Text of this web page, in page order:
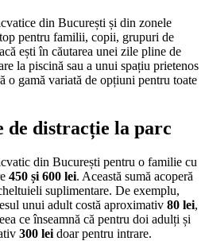
din București și din zonele
pentru familii, copii, grupuri de
ești în căutarea unei zile pline de
la piscină sau a unui spațiu prietenos
o gamă variată de opțiuni pentru toate
de distracție la parc
din București pentru o familie cu
450 și 600 lei. Această sumă acoperă
suplimentare. De exemplu,
unui adult costă aproximativ 80 lei,
ce înseamnă că pentru doi adulți și
300 lei doar pentru intrare.